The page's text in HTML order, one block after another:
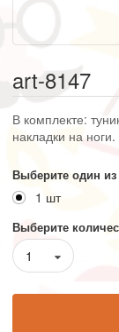
art-8147
В комплекте:
накладки на
Выберите один из
1 шт
Выберите
1